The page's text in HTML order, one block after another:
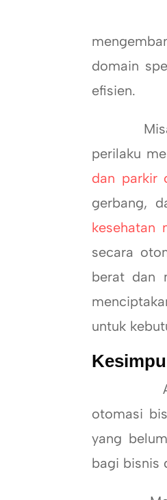
domain
efisien.
perilaku
dan parkir
gerbang,
kesehatan
secara
berat dan
untuk
otomasi
yang
bagi bisnis